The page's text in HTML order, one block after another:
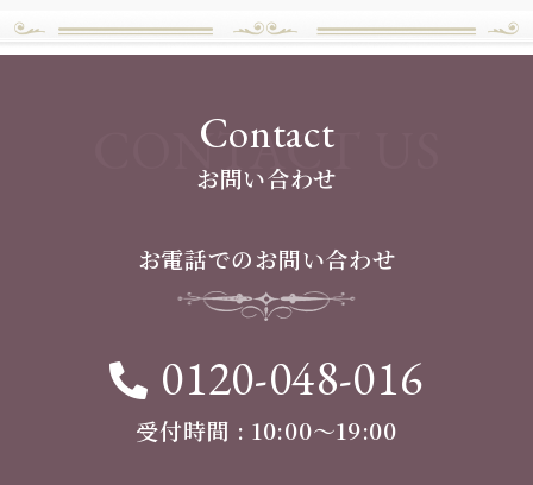
Contact
お問い合わせ
CONTACT US
お電話でのお問い合わせ
0120-048-016
受付時間 : 10:00〜19:00